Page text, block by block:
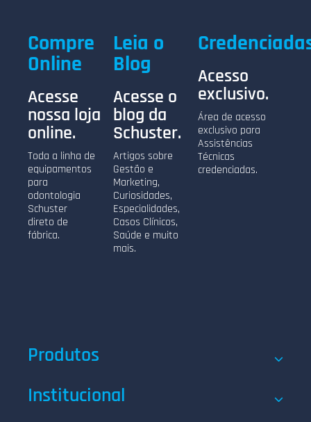
Compre
Online
Acesse
nossa loja
online.
Toda a linha de
equipamentos
para
odontologia
Schuster
direto de
fábrica.
Leia o
Blog
Acesse o
blog da
Schuster.
Artigos sobre
Gestão e
Marketing,
Curiosidades,
Especialidades,
Casos Clínicos,
Saúde e muito
mais.
Acesso
exclusivo.
Área de acesso
exclusivo para
Assistências
Técnicas
credenciadas.
Produtos
Institucional